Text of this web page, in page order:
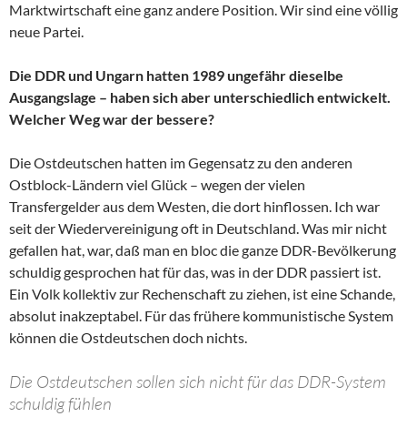
Marktwirtschaft eine ganz andere Position. Wir sind eine völlig
neue Partei.
Die DDR und Ungarn hatten 1989 ungefähr dieselbe
Ausgangslage – haben sich aber unterschiedlich entwickelt.
Welcher Weg war der bessere?
Die Ostdeutschen hatten im Gegensatz zu den anderen
Ostblock-Ländern viel Glück – wegen der vielen
Transfergelder aus dem Westen, die dort hinflossen. Ich war
seit der Wiedervereinigung oft in Deutschland. Was mir nicht
gefallen hat, war, daß man en bloc die ganze DDR-Bevölkerung
schuldig gesprochen hat für das, was in der DDR passiert ist.
Ein Volk kollektiv zur Rechenschaft zu ziehen, ist eine Schande,
absolut inakzeptabel. Für das frühere kommunistische System
können die Ostdeutschen doch nichts.
Die Ostdeutschen sollen sich nicht für das DDR-System
schuldig fühlen